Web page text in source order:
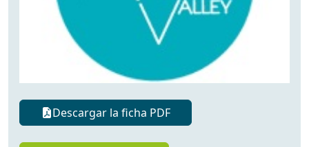
Descargar la ficha PDF